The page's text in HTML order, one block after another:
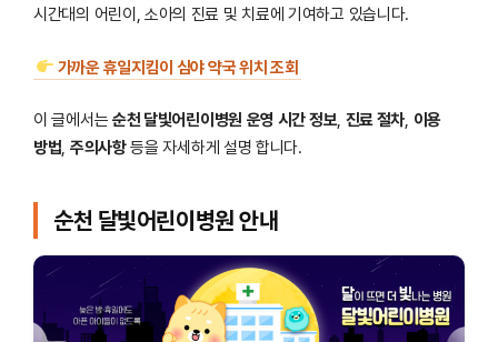
시간대의 어린이, 소아의 진료 및 치료에 기여하고 있습니다.
가까운 휴일지킴이 심야 약국 위치 조회
이 글에서는 순천 달빛어린이병원 운영 시간 정보, 진료 절차, 이용
방법, 주의사항등을 자세하게 설명 합니다.
순천 달빛어린이병원 안내